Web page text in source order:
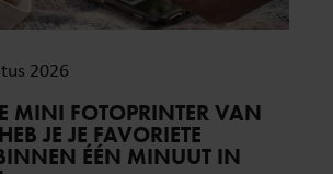
2026
MINI FOTOPRINTER VAN
JE JE FAVORIETE
ÉÉN MINUUT IN